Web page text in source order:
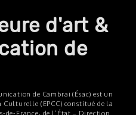
d'art &
de
de Cambrai (Ésac) est un
(EPCC) constitué de la